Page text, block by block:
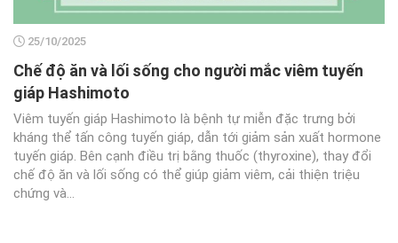
25/10/2025
Chế độ ăn và lối sống cho người mắc viêm tuyến
giáp Hashimoto
Viêm tuyến giáp Hashimoto là bệnh tự miễn đặc trưng bởi
kháng thể tấn công tuyến giáp, dẫn tới giảm sản xuất hormone
tuyến giáp. Bên cạnh điều trị bằng thuốc (thyroxine), thay đổi
chế độ ăn và lối sống có thể giúp giảm viêm, cải thiện triệu
chứng và...